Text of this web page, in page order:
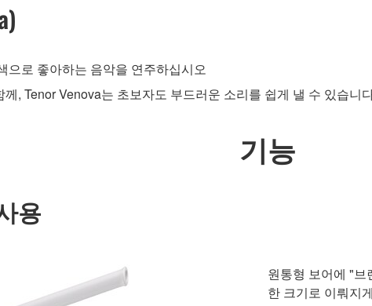
으로 좋아하는 음악을 연주하십시오
, Tenor Venova는 초보자도 부드러운 소리를 쉽게 낼 수 있습니
기능
용
원통형 보어에 "브
한 크기로 이뤄지